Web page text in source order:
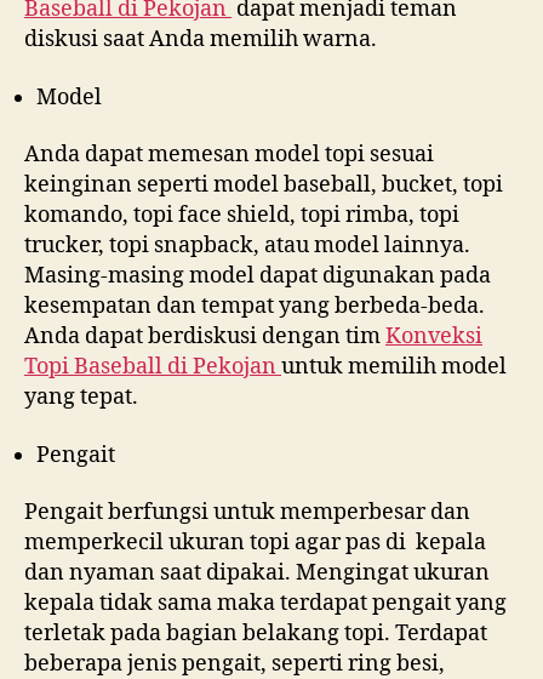
Baseball diPekojan dapat menjadi teman
diskusi saat Anda memilih warna.
Model
Anda dapat memesan model topi sesuai
keinginan seperti model baseball, bucket, topi
komando, topi face shield, topi rimba, topi
trucker, topi snapback, atau model lainnya.
Masing-masing model dapat digunakan pada
kesempatan dan tempat yang berbeda-beda.
Anda dapat berdiskusi dengan timKonveksi
Topi Baseball diPekojan untuk memilih model
yang tepat.
Pengait
Pengait berfungsi untuk memperbesar dan
memperkecil ukuran topi agar pas di kepala
dan nyaman saat dipakai. Mengingat ukuran
kepala tidak sama maka terdapat pengait yang
terletak pada bagian belakang topi. Terdapat
beberapa jenis pengait, seperti ring besi,